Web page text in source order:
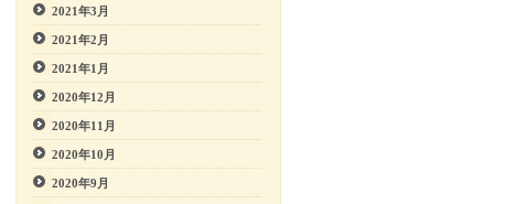
2021年3月
2021年2月
2021年1月
2020年12月
2020年11月
2020年10月
2020年9月